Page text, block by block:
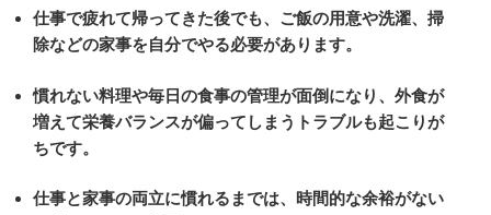
仕事で疲れて帰ってきた後でも、ご飯の用意や洗濯、掃
除などの家事を自分でやる必要があります。
慣れない料理や毎日の食事の管理が面倒になり、外食が
増えて栄養バランスが偏ってしまうトラブルも起こりが
ちです。
仕事と家事の両立に慣れるまでは、時間的な余裕がない